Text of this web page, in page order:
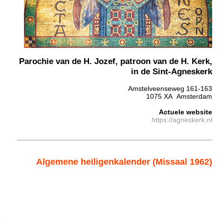
Parochie van de H. Jozef, patroon van de H. Kerk,
in de Sint-Agneskerk
Amstelveenseweg 161-163
1075 XA Amsterdam
Actuele website
https://agneskerk.nl
Algemene heiligenkalender (Missaal 1962)